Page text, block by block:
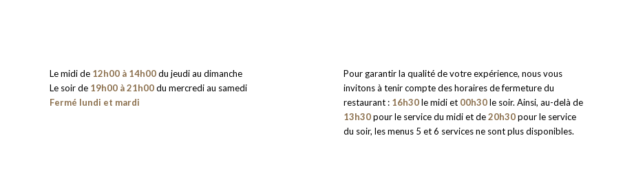
Le midi de 12h00 à 14h00du jeudi au dimanche
Le soir de 19h00 à 21h00du mercredi au samedi
Fermé lundi et mardi
Pour garantir la qualité de votre expérience, nous vous
invitons à tenir compte des horaires de fermeture du
restaurant : 16h30le midi et 00h30le soir. Ainsi, au-delà de
13h30pour le service du midi et de20h30pour le service
du soir, les menus 5 et 6 services ne sont plus disponibles.